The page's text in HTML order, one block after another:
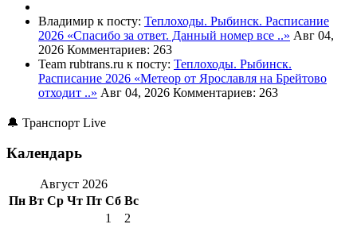
Владимир к посту: Теплоходы. Рыбинск. Расписание
2026 «Спасибо за ответ. Данный номер все ..» Авг 04,
2026 Комментариев: 263
Team rubtrans.ru к посту: Теплоходы. Рыбинск.
Расписание 2026 «Метеор от Ярославля на Брейтово
отходит ..» Авг 04, 2026 Комментариев: 263
🔔 Транспорт Live
Календарь
Август 2026
Пн Вт Ср Чт Пт Сб Вс
1
2